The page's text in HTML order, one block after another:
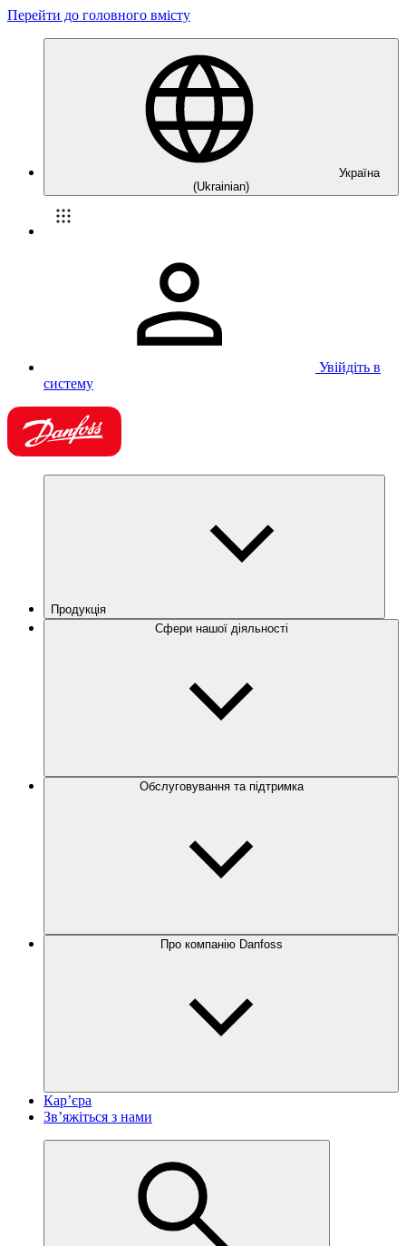
Перейти до головного вмісту
Україна
(Ukrainian)
Увійдіть в
систему
Продукція
Сфери нашої діяльності
Обслуговування та підтримка
Про компанію Danfoss
Кар’єра
Зв’яжіться з нами